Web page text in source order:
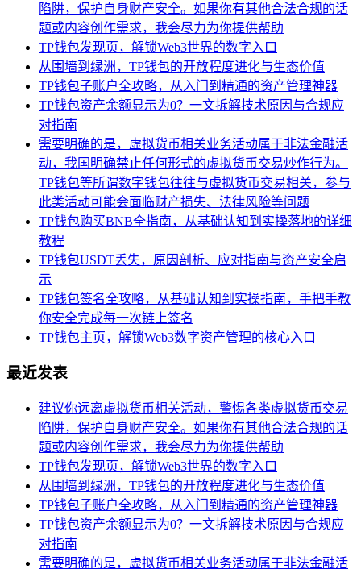
陷阱，保护自身财产安全。如果你有其他合法合规的话
题或内容创作需求，我会尽力为你提供帮助
TP钱包发现页，解锁Web3世界的数字入口
从围墙到绿洲，TP钱包的开放程度进化与生态价值
TP钱包子账户全攻略，从入门到精通的资产管理神器
TP钱包资产余额显示为0？一文拆解技术原因与合规应
对指南
需要明确的是，虚拟货币相关业务活动属于非法金融活
动，我国明确禁止任何形式的虚拟货币交易炒作行为。
TP钱包等所谓数字钱包往往与虚拟货币交易相关，参与
此类活动可能会面临财产损失、法律风险等问题
TP钱包购买BNB全指南，从基础认知到实操落地的详细
教程
TP钱包USDT丢失，原因剖析、应对指南与资产安全启
示
TP钱包签名全攻略，从基础认知到实操指南，手把手教
你安全完成每一次链上签名
TP钱包主页，解锁Web3数字资产管理的核心入口
最近发表
建议你远离虚拟货币相关活动，警惕各类虚拟货币交易
陷阱，保护自身财产安全。如果你有其他合法合规的话
题或内容创作需求，我会尽力为你提供帮助
TP钱包发现页，解锁Web3世界的数字入口
从围墙到绿洲，TP钱包的开放程度进化与生态价值
TP钱包子账户全攻略，从入门到精通的资产管理神器
TP钱包资产余额显示为0？一文拆解技术原因与合规应
对指南
需要明确的是，虚拟货币相关业务活动属于非法金融活